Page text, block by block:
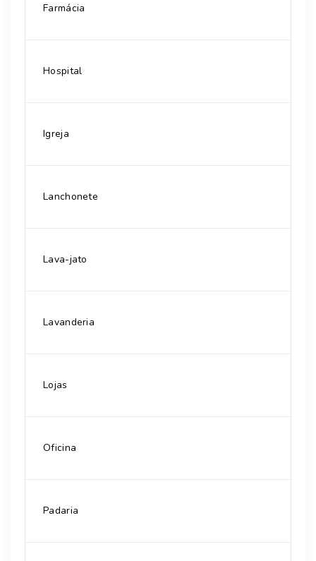
Farmácia
Hospital
Igreja
Lanchonete
Lava-jato
Lavanderia
Lojas
Oficina
Padaria